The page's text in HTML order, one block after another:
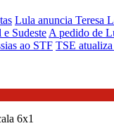
Lula anuncia Teresa
Sudeste A pedido de
ao STF TSE